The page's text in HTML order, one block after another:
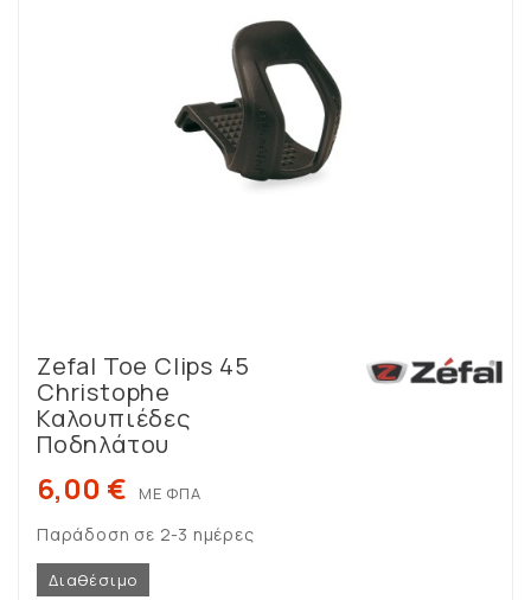
Zefal Toe Clips 45
Christophe
Καλουπιέδες
Ποδηλάτου
6,00 € ΜΕ ΦΠΑ
Παράδοση σε 2-3 ημέρες
Διαθέσιμο